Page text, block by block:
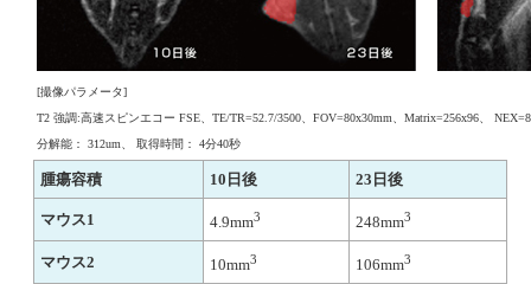
[撮像パラメータ]
T2 強調:高速スピンエコー FSE、TE/TR=52.7/3500、FOV=80x30mm、Matrix=256x96、
分解能： 312um、 取得時間： 4分40秒
腫瘍容積 10日後 23日後
マウス1 4.9mm3 248mm3
マウス2 10mm3 106mm3